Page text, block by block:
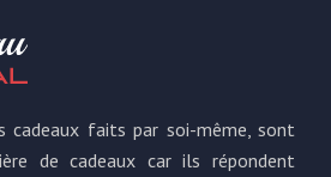
cadeaux faits par soi-même, sont
de cadeaux car ils répondent